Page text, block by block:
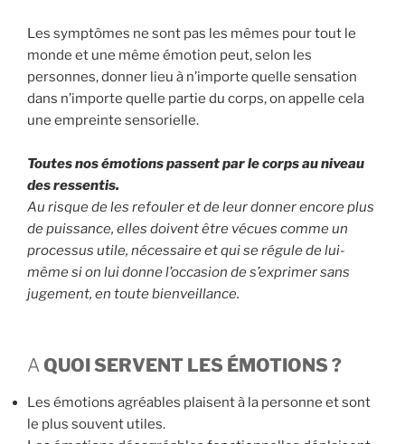
Les symptômes ne sont pas les mêmes pour tout le
monde et une même émotion peut, selon les
personnes, donner lieu à n’importe quelle sensation
dans n’importe quelle partie du corps, on appelle cela
une empreinte sensorielle.
Toutes nos émotions passent par le corps au niveau
des ressentis.
Au risque de les refouler et de leur donner encore plus
de puissance, elles doivent être vécues comme un
processus utile, nécessaire et qui se régule de lui-
même si on lui donne l’occasion de s’exprimer sans
jugement, en toute bienveillance.
A QUOI SERVENT LES ÉMOTIONS ?
Les émotions agréables plaisent à la personne et sont
le plus souvent utiles.